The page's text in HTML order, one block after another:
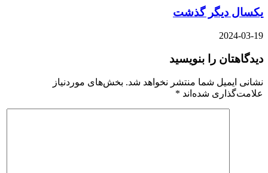
یکسال دیگر گذشت
2024-03-19
دیدگاهتان را بنویسید
نشانی ایمیل شما منتشر نخواهد شد. بخش‌های موردنیاز
علامت‌گذاری شده‌اند *